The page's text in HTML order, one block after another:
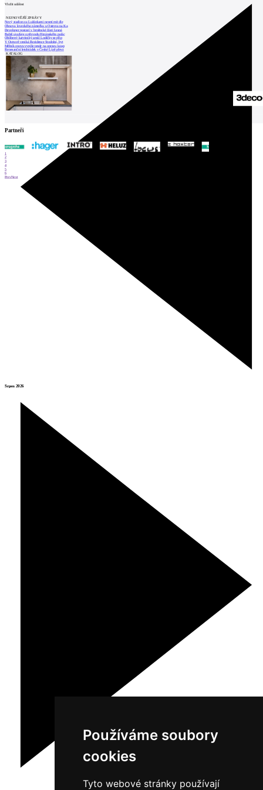
Používáme soubory
cookies
Tyto webové stránky používají
Srpen 2026
Vložit událost
NEJNOVĚJŠÍ ZPRÁVY
Nový stadion za Lužánkami nesmí mít dle
Obnova loveckého zámečku u Ostrova na Ka
Developer postaví v brněnské části Lesná
Babiš uvažuje o převodu Hrzánského palác
Oblíbený karvinský areál Lodičky se přip
V Ostravě vzniká Rezidence Stodolní, byt
Mělník znovu vypíše tendr na opravu koup
Renesanční letohrádek v České Lípě převz
KATALOG
Partneři
1
2
3
4
5
6
PrevNext